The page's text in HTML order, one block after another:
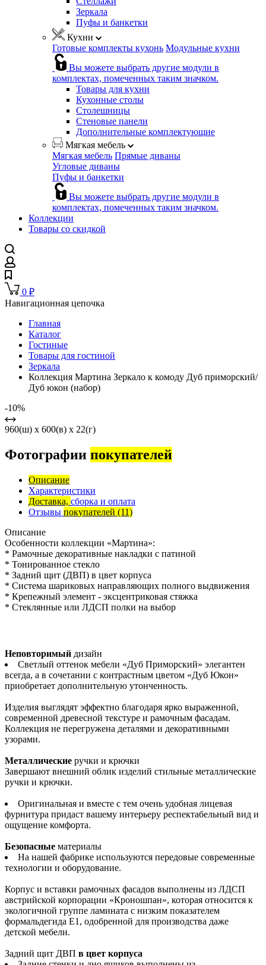
Зеркала
Пуфы и банкетки
Кухни
Готовые комплекты кухонь Модульные кухни
Вы можете выбрать другие модули в
комплектах, помеченных таким значком.
Товары для кухни
Кухонные столы
Столешницы
Стеновые панели
Дополнительные комплектующие
Мягкая мебель
Мягкая мебель Прямые диваны
Угловые диваны
Пуфы и банкетки
Вы можете выбрать другие модули в
комплектах, помеченных таким значком.
Коллекции
Товары со скидкой
0 ₽
Навигационная цепочка
Главная
Каталог
Гостиные
Товары для гостиной
Зеркала
Коллекция Мартина Зеркало к комоду Дуб приморский/
Дуб юкон (набор)
-10%
960(ш) x 600(в) x 22(г)
Фотографии покупателей
Описание
Характеристики
Доставка, сборка и оплата
Отзывы покупателей (11)
Описание
Особенности коллекции «Мартина»:
* Рамочные декоративные накладки с патиной
* Тонированное стекло
* Задний щит (ДВП) в цвет корпуса
* Система шариковых направляющих полного выдвижения
* Крепежный элемент - эксцентриковая стяжка
* Стеклянные или ЛДСП полки на выбор
Неповторимый дизайн
Светлый оттенок мебели «Дуб Приморский» элегантен
всегда, а в сочетании с контрастным цветом «Дуб Юкон»
приобретает дополнительную утонченность.
Изделия выглядят эффектно благодаря ярко выраженной,
современной древесной текстуре и рамочным фасадам.
Коллекция не перегружена деталями и декоративными
узорами.
Металлические ручки и крючки
Завершают внешний облик изделий стильные металлические
ручки и крючки.
Оригинальная и вместе с тем очень удобная лицевая
фурнитура придаст вашему интерьеру респектабельный вид и
ощущение комфорта.
Безопасные материалы
На нашей фабрике используются передовые современные
технологии и оборудование.
Корпус и вставки рамочных фасадов выполнены из ЛДСП
австрийской корпорации «Кроношпан», которая относится к
экологичной группе ламината с низким показателем
формальдегида Е1, одобренной для производства даже
детской мебели.
Задний щит ДВП в цвет корпуса